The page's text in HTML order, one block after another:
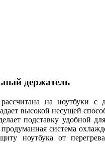
держатель
на ноутбуки с
высокой несущей
подставку удобной
система
ноутбука от